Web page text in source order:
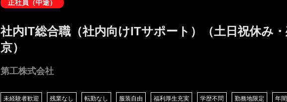
正社員（中途）
社内IT総合職（社内向けITサポート）（土日祝休み
京）
第工株式会社
未経験者歓迎 残業なし 転勤なし 服装自由 福利厚生充実 学歴不問 勤務地限定 年